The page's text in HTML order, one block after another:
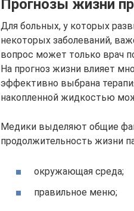
Прогнозы жизни
Для больных, у которых
некоторых заболеваний,
вопрос может только врач
На прогноз жизни влияет
эффективно выбрана
накопленной жидкостью
Медики выделяют общие
продолжительность жизни
окружающая среда;
правильное меню;